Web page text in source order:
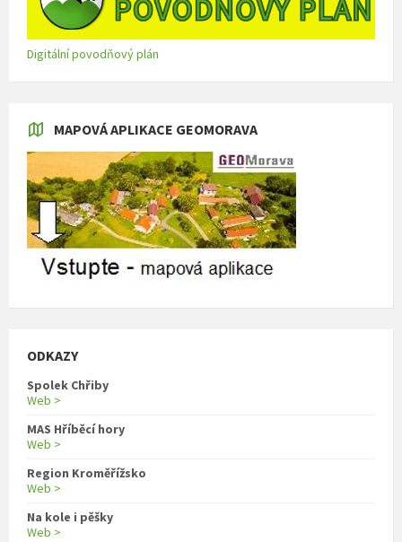
Digitální povodňový plán
MAPOVÁ APLIKACE GEOMORAVA
ODKAZY
Spolek Chřiby
Web >
MAS Hříběcí hory
Web >
Region Kroměřížsko
Web >
Na kole i pěšky
Web >